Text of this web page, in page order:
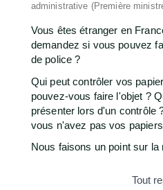
administrative (Première
Vous êtes étranger en
demandez si vous pouvez
de police ?
Qui peut contrôler vos
pouvez-vous faire l'objet ?
présenter lors d'un contrôle
vous n'avez pas vos
Nous faisons un point sur la
Tout